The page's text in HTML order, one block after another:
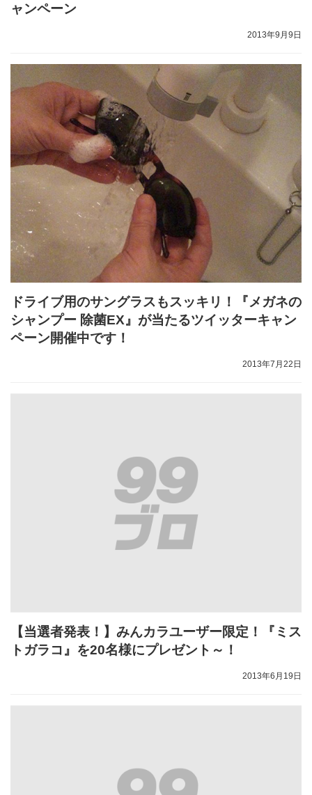
ャンペーン
2013年9月9日
ドライブ用のサングラスもスッキリ！『メガネの
シャンプー 除菌EX』が当たるツイッターキャン
ペーン開催中です！
2013年7月22日
【当選者発表！】みんカラユーザー限定！『ミス
トガラコ』を20名様にプレゼント～！
2013年6月19日